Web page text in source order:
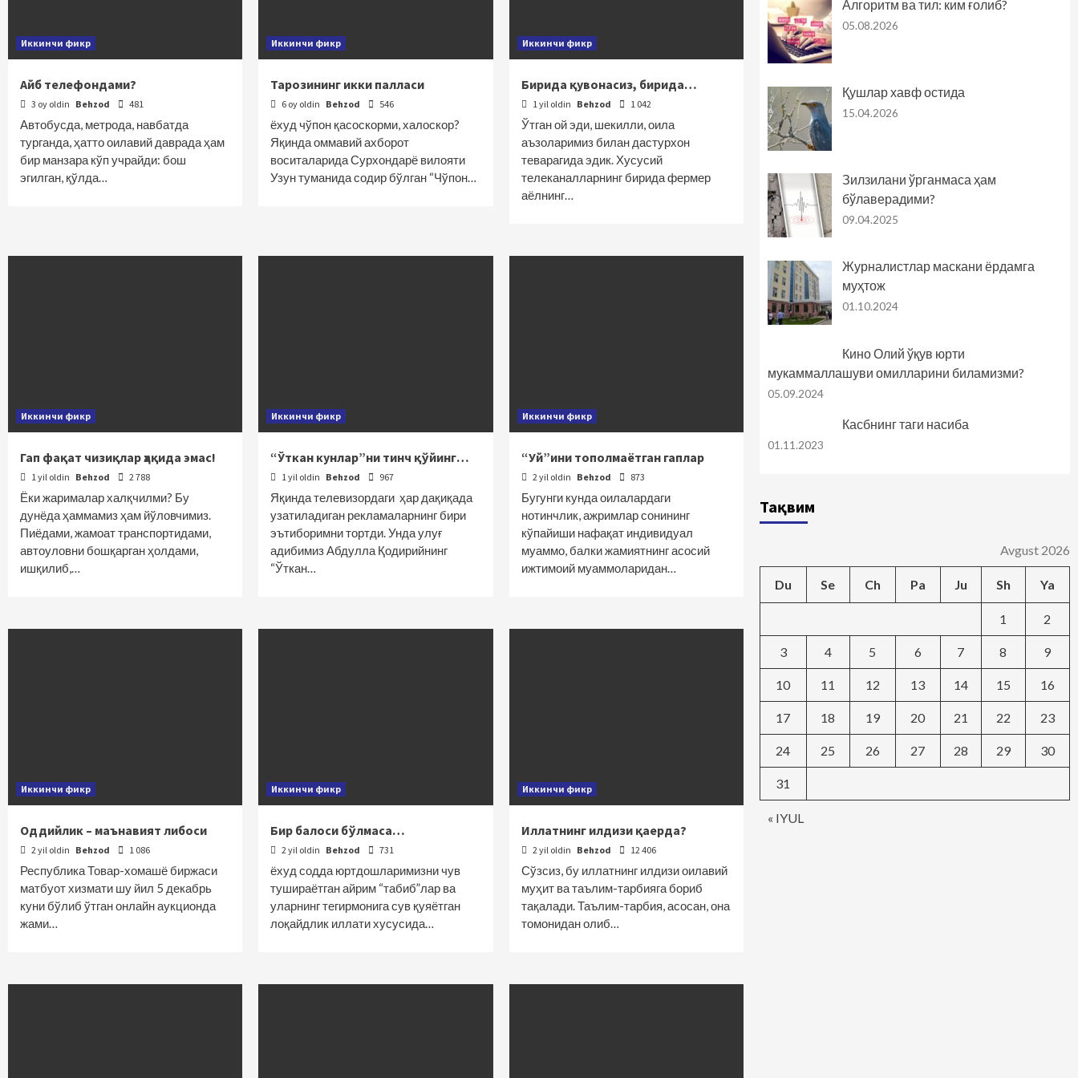
Иккинчи фикр
Айб телефондами?
3 oy oldin Behzod 481
Автобусда, метрода, навбатда
турганда, ҳатто оилавий даврада ҳам
бир манзара кўп учрайди: бош
эгилган, қўлда…
Иккинчи фикр
Тарозининг икки палласи
6 oy oldin Behzod 546
ёхуд чўпон қасоскорми, халоскор?
Яқинда оммавий ахборот
воситаларида Сурхондарё вилояти
Узун туманида содир бўлган “Чўпон…
Иккинчи фикр
Бирида қувонасиз, бирида…
1 yil oldin Behzod 1 042
Ўтган ой эди, шекилли, оила
аъзоларимиз билан дастурхон
теварагида эдик. Хусусий
телеканалларнинг бирида фермер
аёлнинг…
Иккинчи фикр
Гап фақат чизиқлар ҳақида эмас!
1 yil oldin Behzod 2 788
Ёки жарималар халқчилми? Бу
дунёда ҳаммамиз ҳам йўловчимиз.
Пиёдами, жамоат транспортидами,
автоуловни бошқарган ҳолдами,
ишқилиб,…
Иккинчи фикр
“Ўткан кунлар”ни тинч қўйинг…
1 yil oldin Behzod 967
Яқинда телевизордаги ҳар дақиқада
узатиладиган рекламаларнинг бири
эътиборимни тортди. Унда улуғ
адибимиз Абдулла Қодирийнинг
“Ўткан…
Иккинчи фикр
“Уй”ини тополмаётган гаплар
2 yil oldin Behzod 873
Бугунги кунда оилалардаги
нотинчлик, ажримлар сонининг
кўпайиши нафақат индивидуал
муаммо, балки жамиятнинг асосий
ижтимоий муаммоларидан…
Иккинчи фикр
Оддийлик – маънавият либоси
2 yil oldin Behzod 1 086
Республика Товар-хомашё биржаси
матбуот хизмати шу йил 5 декабрь
куни бўлиб ўтган онлайн аукционда
жами…
Иккинчи фикр
Бир балоси бўлмаса…
2 yil oldin Behzod 731
ёхуд содда юртдошларимизни чув
тушираётган айрим “табиб”лар ва
уларнинг тегирмонига сув қуяётган
лоқайдлик иллати хусусида…
Иккинчи фикр
Иллатнинг илдизи қаерда?
2 yil oldin Behzod 12 406
Сўзсиз, бу иллатнинг илдизи оилавий
муҳит ва таълим-тарбияга бориб
тақалади. Таълим-тарбия, асосан, она
томонидан олиб…
Алгоритм ва тил: ким ғолиб?
05.08.2026
Қушлар хавф остида
15.04.2026
Зилзилани ўрганмаса ҳам
бўлаверадими?
09.04.2025
Журналистлар маскани ёрдамга
муҳтож
01.10.2024
Кино Олий ўқув юрти
мукаммаллашуви омилларини биламизми?
05.09.2024
Касбнинг таги насиба
01.11.2023
Тақвим
Avgust 2026
Du Se Ch Pa Ju Sh Ya
« IYUL
1 2
3 4 5 6 7 8 9
10 11 12 13 14 15 16
17 18 19 20 21 22 23
24 25 26 27 28 29 30
31